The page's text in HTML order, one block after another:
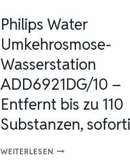
&
…
Philips Water
Umkehrosmose-
Wasserstation
ADD6921DG/10 –
Entfernt bis zu 110
Substanzen,
WEITERLESEN PHILIPS